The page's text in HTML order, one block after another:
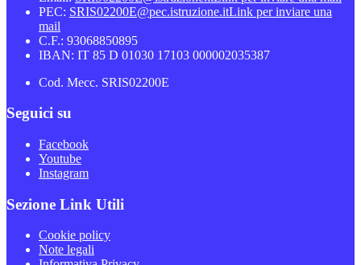
PEC: SRIS02200E@pec.istruzione.itLink per inviare una
mail
C.F.: 93068850895
IBAN: IT 85 D 01030 17103 000002035387
Cod. Mecc. SRIS02200E
Seguici su
Facebook
Youtube
Instagram
Sezione Link Utili
Cookie policy
Note legali